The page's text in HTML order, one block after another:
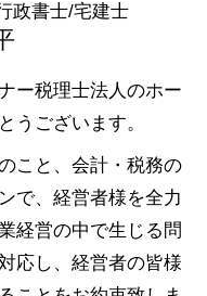
政書士/宅建士
ー税理士法人のホー
うございます。
こと、会計・税務の
で、経営者様を全力
経営の中で生じる問
応し、経営者の皆様